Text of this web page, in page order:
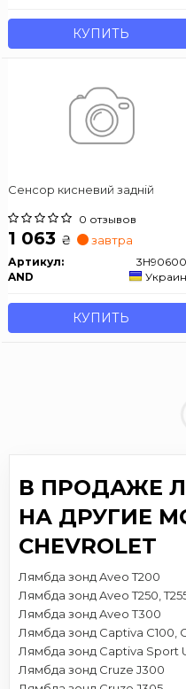
КУПИТЬ
Сенсор кисневий задній
0 отзывов
1 063 ₴ завтра
Артикул:
AND
КУПИТЬ
В ПРОДАЖЕ
НА ДРУГИЕ
CHEVROLET
Лямбда зонд Aveo T200
Лямбда зонд Aveo T250,
Лямбда зонд Aveo T300
Лямбда зонд Captiva C100,
Лямбда зонд Captiva Sport
Лямбда зонд Cruze J300